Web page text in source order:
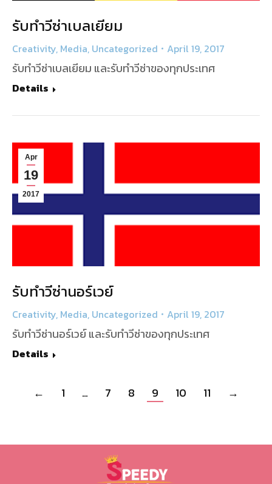
รับทำวีซ่าเบลเยียม
Creativity, Media, Uncategorized April 19, 2017
รับทำวีซ่าเบลเยียม และรับทำวีซ่าของทุกประเทศ
Details
Apr
19
2017
รับทำวีซ่านอร์เวย์
Creativity, Media, Uncategorized April 19, 2017
รับทำวีซ่านอร์เวย์ และรับทำวีซ่าของทุกประเทศ
Details
← 1 … 7 8 9 10 11 →